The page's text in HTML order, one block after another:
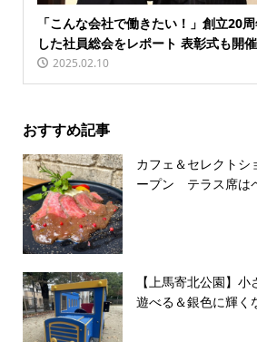
「こんな会社で働きたい！」創立20
した社員総会をレポート 表彰式も開
2025.02.10
おすすめ記事
カフェ＆セレクト
ープン テラス席は
【上馬寄北公園】
遊べる＆銀色に輝く